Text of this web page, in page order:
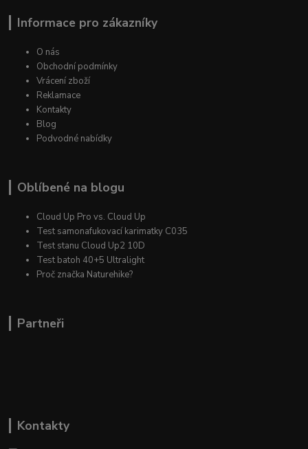
Informace pro zákazníky
O nás
Obchodní podmínky
Vrácení zboží
Reklamace
Kontakty
Blog
Podvodné nabídky
Oblíbené na blogu
Cloud Up Pro vs. Cloud Up
Test samonafukovací karimatky C035
Test stanu Cloud Up2 10D
Test batoh 40+5 Ultralight
Proč značka Naturehike?
Partneři
Kontakty